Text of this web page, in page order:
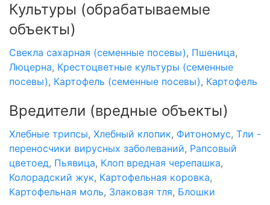
Культуры (обрабатываемые
объекты)
Свекла сахарная (семенные посевы), Пшеница,
Люцерна, Крестоцветные культуры (семенные
посевы), Картофель (семенные посевы), Картофель
Вредители (вредные объекты)
Хлебные трипсы, Хлебный клопик, Фитономус, Тли -
переносчики вирусных заболеваний, Рапсовый
цветоед, Пьявица, Клоп вредная черепашка,
Колорадский жук, Картофельная коровка,
Картофельная моль, Злаковая тля, Блошки